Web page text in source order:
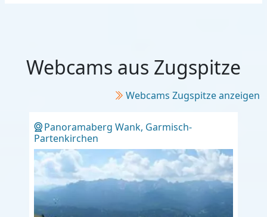
Webcams aus Zugspitze
Webcams Zugspitze anzeigen
Panoramaberg Wank, Garmisch-
Partenkirchen